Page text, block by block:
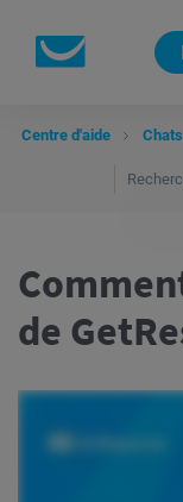
Centre d'aide Chats
de